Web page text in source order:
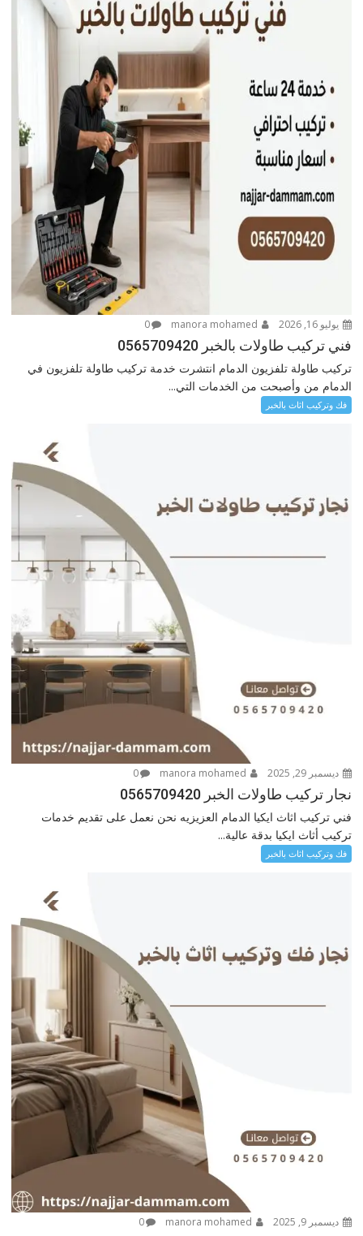
يوليو 16, 2026 0
فني تركيب طاولات بالخبر 0565709420
تركيب طاولة تلفزيون الدمام انتشرت خدمة تركيب طاولة تلفزيون في
الدمام من وأصبحت من الخدمات التي...
فك وتركيب اثاث بالخبر
ديسمبر 29, 2025 0
نجار تركيب طاولات الخبر 0565709420
فني تركيب اثاث ايكيا الدمام العزيزيه نحن نعمل على تقديم خدمات
تركيب أثاث ايكيا بدقة عالية...
فك وتركيب اثاث بالخبر
ديسمبر 9, 2025 0